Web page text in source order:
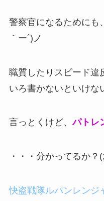
警察官になるためにも
｀ー´)ノ
職質したりスピード違
いろ書かないといけな
言っとくけど、パトレ
・・・分かってるか？
快盗戦隊ルパンレンジ